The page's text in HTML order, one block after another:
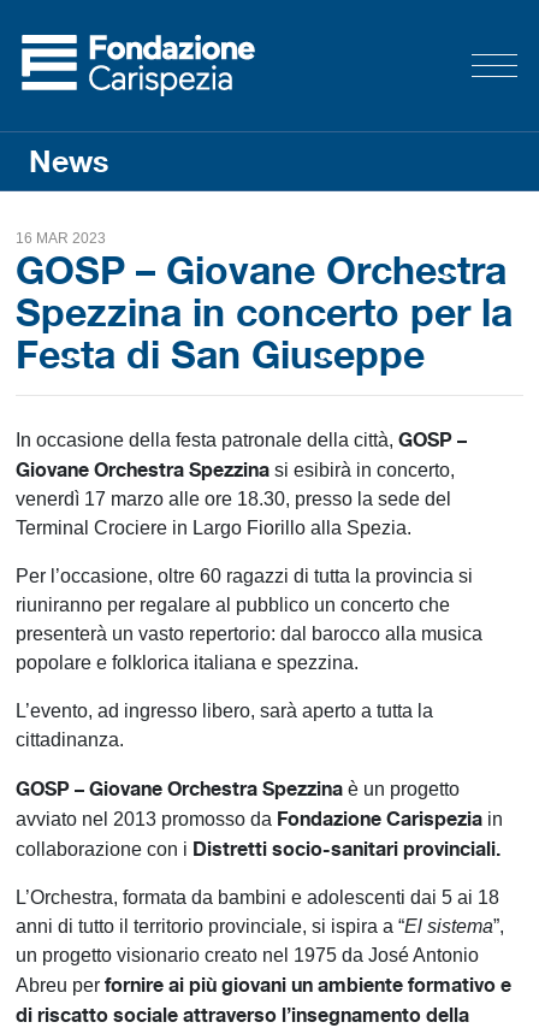
News
16 MAR 2023
GOSP – Giovane Orchestra
Spezzina in concerto per la
Festa di San Giuseppe
In occasione della festa patronale della città,GOSP –
Giovane Orchestra Spezzina si esibirà in concerto,
venerdì 17 marzo alle ore 18.30, presso la sede del
Terminal Crociere in Largo Fiorillo alla Spezia.
Per l’occasione, oltre 60 ragazzi di tutta la provincia si
riuniranno per regalare al pubblico un concerto che
presenterà un vasto repertorio: dal barocco alla musica
popolare e folklorica italiana e spezzina.
L’evento, ad ingresso libero, sarà aperto a tutta la
cittadinanza.
GOSP – Giovane Orchestra Spezzina è un progetto
avviato nel 2013 promosso da Fondazione Carispezia in
collaborazione con i Distretti socio-sanitari provinciali.
L’Orchestra, formata da bambini e adolescenti dai 5 ai 18
anni di tutto il territorio provinciale, si ispira a “El sistema”,
un progetto visionario creato nel 1975 da José Antonio
Abreu perfornire ai più giovani un ambiente formativo e
di riscatto sociale attraverso l’insegnamento della